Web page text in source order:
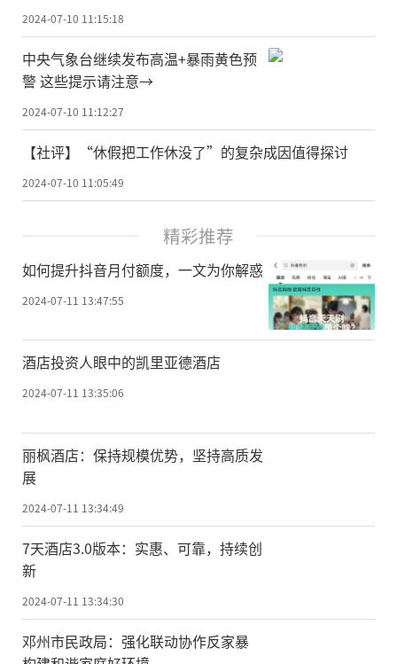
2024-07-10 11:15:18
中央气象台继续发布高温+暴雨黄色预
警 这些提示请注意→
2024-07-10 11:12:27
【社评】“休假把工作休没了”的复杂成因值得探讨
2024-07-10 11:05:49
精彩推荐
如何提升抖音月付额度，一文为你解惑
2024-07-11 13:47:55
酒店投资人眼中的凯里亚德酒店
2024-07-11 13:35:06
丽枫酒店：保持规模优势，坚持高质发
展
2024-07-11 13:34:49
7天酒店3.0版本：实惠、可靠，持续创
新
2024-07-11 13:34:30
邓州市民政局：强化联动协作反家暴